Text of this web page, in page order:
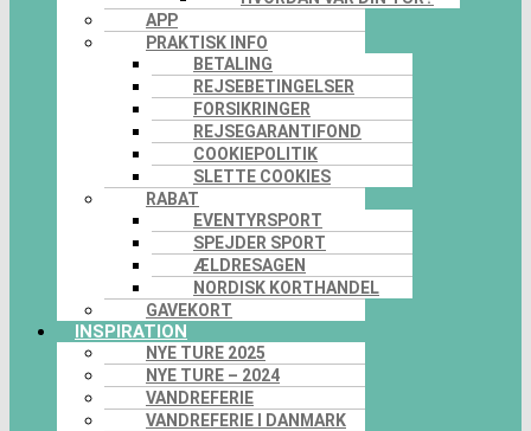
APP
PRAKTISK INFO
BETALING
REJSEBETINGELSER
FORSIKRINGER
REJSEGARANTIFOND
COOKIEPOLITIK
SLETTE COOKIES
RABAT
EVENTYRSPORT
SPEJDER SPORT
ÆLDRESAGEN
NORDISK KORTHANDEL
GAVEKORT
INSPIRATION
NYE TURE 2025
NYE TURE – 2024
VANDREFERIE
VANDREFERIE I DANMARK